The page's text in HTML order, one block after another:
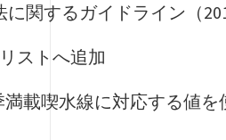
に関するガイドライン（
ストへ追加
載喫水線に対応する値を